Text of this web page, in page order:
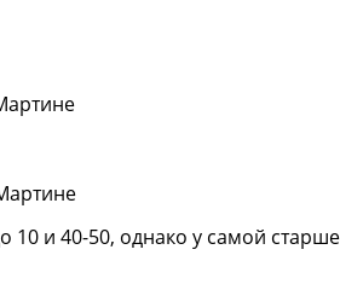
и 40-50, однако у самой